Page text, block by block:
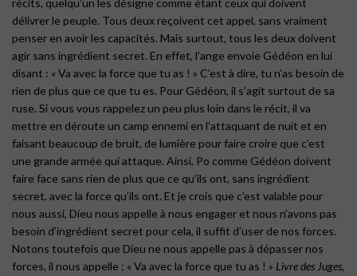
récits, quelqu’un les désigne comme étant ceux qui doivent
délivrer le peuple. Tous deux reçoivent cet appel, sans vraiment
penser en avoir les capacités. Mais surtout, tous les deux doivent
agir sans ingrédient secret. En effet, l’ange envoie Gédéon en lui
disant : « Va avec la force que tu as ! » C’est à dire, tu n’as besoin de
rien de plus que ce que tu es. Pour Gédéon, il s’agit surtout de sa
ruse. Si vous vous rappelez un peu plus loin dans le récit, il va
mettre en déroute un camp ennemi en l’attaquant de nuit et en
faisant beaucoup de bruit, de lumière pour faire croire que c’est
une grande armée qui attaque. Ainsi, Po comme Gédéon doivent
faire face sans rien de plus que ce qu’ils ont, sans ingrédient
secret, avec la force qu’ils ont. Et je crois que c’est valable pour
nous aussi, Dieu nous appelle à nous engager et nous n’avons pas
besoin d’ingrédient secret pour cela, il suffit d’user de nos forces.
Notons toutefois que Dieu ne nous appelle pas à dépasser nos
forces, il nous appelle : « Va avec la force que tu as ! » Livre des Juges,